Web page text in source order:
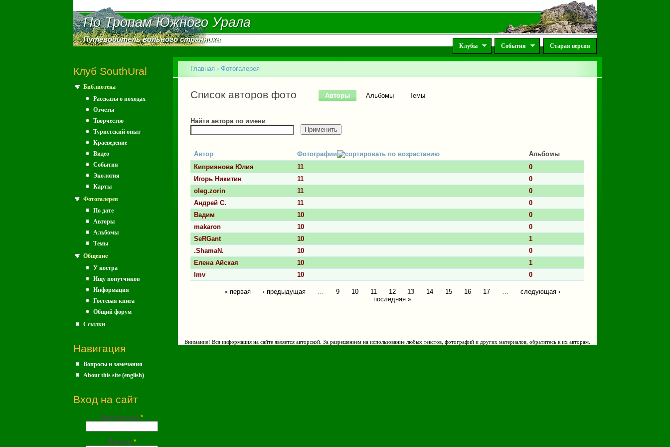
По Тропам Южного Урала
По Тропам Южного Урала
Путеводитель вольного странника
Путеводитель вольного странника
Клубы События Старая версия
Клуб SouthUral
Библиотека
Рассказы о походах
Отчеты
Творчество
Туристский опыт
Краеведение
Видео
События
Экология
Карты
Фотогалерея
По дате
Авторы
Альбомы
Темы
Общение
У костра
Ищу попутчиков
Информация
Гостевая книга
Общий форум
Ссылки
Навигация
Вопросы и замечания
About this site (english)
Вход на сайт
Имя (почта) *
Пароль *
Вы здесь
Главная › Фотогалерея
Список авторов фото
Главные вкладки Авторы (активная вкладка)
Альбомы Темы
Найти автора по имени
Автор Фотографии
Альбомы
Киприянова Юлия
11
0
Игорь Никитин
11
0
oleg.zorin
11
0
Андрей С.
11
0
Вадим
10
0
makaron
10
0
SeRGant
10
1
.ShamaN.
10
0
Елена Айская
10
1
lmv
10 0
Страницы
« первая ‹ предыдущая 9 10 11 12 13 14 15 16 17
следующая ›
последняя »
Внимание! Вся информация на сайте является авторской. За разрешением на использование любых текстов, фотографий и других материалов, обратитесь к их авторам.